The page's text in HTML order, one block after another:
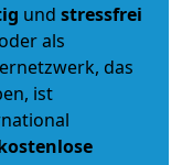
und stressfrei
oder als
das
ist